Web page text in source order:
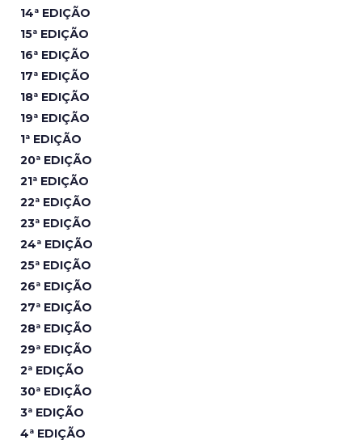
14ª EDIÇÃO
15ª EDIÇÃO
16ª EDIÇÃO
17ª EDIÇÃO
18ª EDIÇÃO
19ª EDIÇÃO
1ª EDIÇÃO
20ª EDIÇÃO
21ª EDIÇÃO
22ª EDIÇÃO
23ª EDIÇÃO
24ª EDIÇÃO
25ª EDIÇÃO
26ª EDIÇÃO
27ª EDIÇÃO
28ª EDIÇÃO
29ª EDIÇÃO
2ª EDIÇÃO
30ª EDIÇÃO
3ª EDIÇÃO
4ª EDIÇÃO